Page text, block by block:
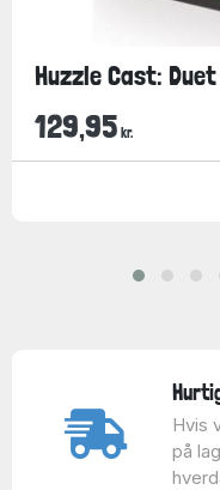
Huzzle Cast:
129,95 kr.
Hvis
på